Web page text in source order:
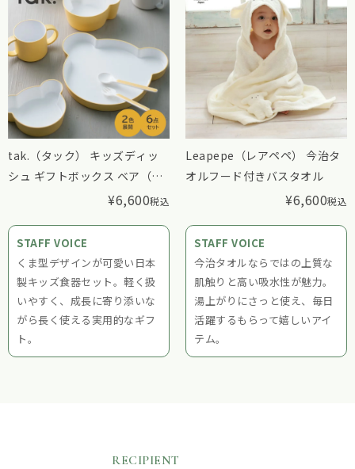
tak.（タック） キッズディッ
シュ ギフトボックス ベア（カ
¥6,600税込
STAFF VOICE
くま型デザインが可愛い日本
製キッズ食器セット。軽く扱
いやすく、成長に寄り添いな
がら長く使える実用的なギフ
ト。
Leapepe（レアペペ） 今治タ
オルフード付きバスタオル
¥6,600税込
STAFF VOICE
今治タオルならではの上質な
肌触りと高い吸水性が魅力。
湯上がりにさっと使え、毎日
活躍するもらって嬉しいアイ
テム。
RECIPIENT